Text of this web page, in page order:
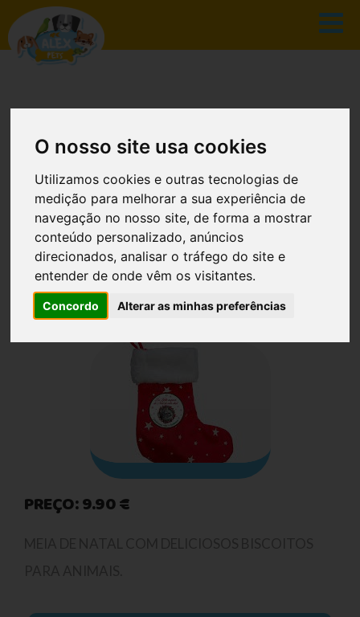
O nosso site usa cookies
Utilizamos cookies e outras tecnologias de
medição para melhorar a sua experiência de
navegação no nosso site, de forma a mostrar
conteúdo personalizado, anúncios
direcionados, analisar o tráfego do site e
entender de onde vêm os visitantes.
Concordo Alterar as minhas preferências
CATÁLOGO
INÍCIO CATÁLOGO
MEIA DE NATAL COM SNACKS PARA
ANIMAIS
PREÇO: 9.90 €